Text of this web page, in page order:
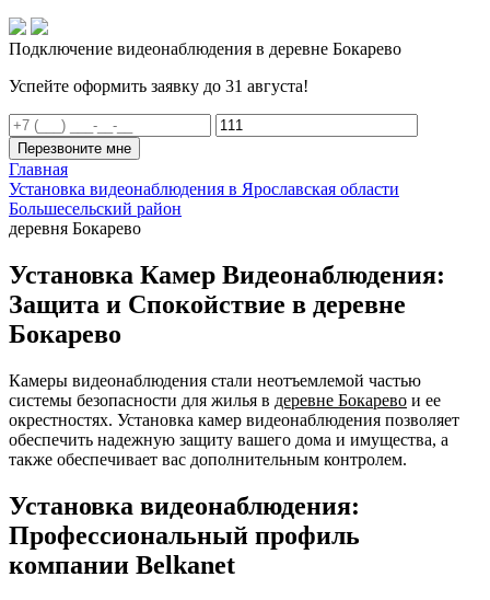
Подключение видеонаблюдения в деревне Бокарево
Успейте оформить заявку до 31 августа!
Перезвоните мне
Главная
Установка видеонаблюдения в Ярославская области
Большесельский район
деревня Бокарево
Установка Камер Видеонаблюдения:
Защита и Спокойствие в деревне
Бокарево
Камеры видеонаблюдения стали неотъемлемой частью
системы безопасности для жилья в деревне Бокарево и ее
окрестностях. Установка камер видеонаблюдения позволяет
обеспечить надежную защиту вашего дома и имущества, а
также обеспечивает вас дополнительным контролем.
Установка видеонаблюдения:
Профессиональный профиль
компании Belkanet